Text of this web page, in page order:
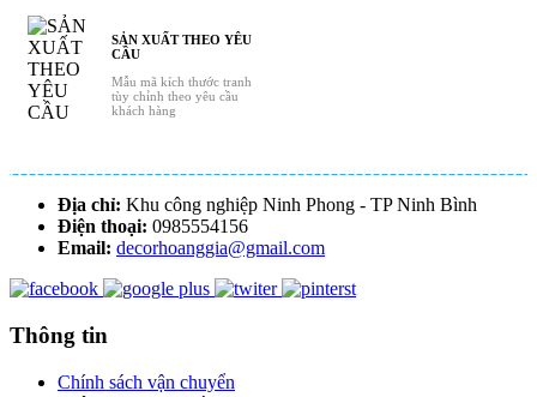
SẢN XUẤT THEO YÊU
CẦU
Mẫu mã kích thước tranh
tùy chỉnh theo yêu cầu
khách hàng
Địa chỉ: Khu công nghiệp Ninh Phong - TP Ninh Bình
Điện thoại: 0985554156
Email: decorhoanggia@gmail.com
Thông tin
Chính sách vận chuyển